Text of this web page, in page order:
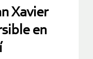
Xavier
en